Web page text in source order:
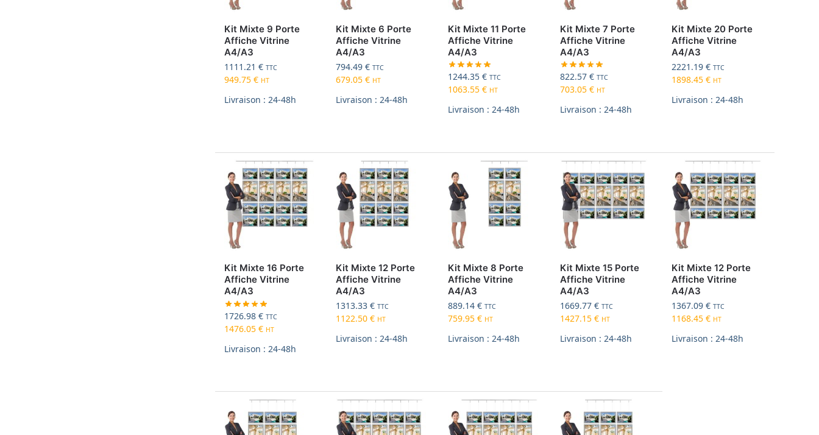
Kit Mixte 9 Porte
Affiche Vitrine
A4/A3
1111.21 € TTC
949.75 € HT
Livraison : 24-48h
Kit Mixte 6 Porte
Affiche Vitrine
A4/A3
794.49€ TTC
679.05€ HT
Livraison : 24-48h
Kit Mixte 11 Porte
Affiche Vitrine
A4/A3
1244.35€ TTC
1063.55€ HT
Livraison : 24-48h
Kit Mixte 7 Porte
Affiche Vitrine
A4/A3
822.57 € TTC
703.05 € HT
Livraison : 24-48h
Kit Mixte 20 Porte
Affiche Vitrine
A4/A3
2221.19€ TTC
1898.45€ HT
Livraison : 24-48h
Kit Mixte 16 Porte
Affiche Vitrine
A4/A3
1726.98 € TTC
1476.05 € HT
Livraison : 24-48h
Kit Mixte 12 Porte
Affiche Vitrine
A4/A3
1313.33€ TTC
1122.50€ HT
Livraison : 24-48h
Kit Mixte 8 Porte
Affiche Vitrine
A4/A3
889.14€ TTC
759.95€ HT
Livraison : 24-48h
Kit Mixte 15 Porte
Affiche Vitrine
A4/A3
1669.77 € TTC
1427.15 € HT
Livraison : 24-48h
Kit Mixte 12 Porte
Affiche Vitrine
A4/A3
1367.09€ TTC
1168.45€ HT
Livraison : 24-48h